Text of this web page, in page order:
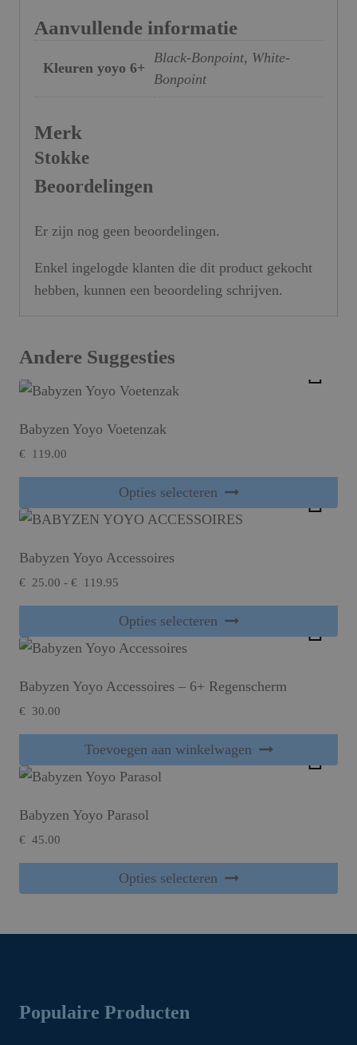
Aanvullende informatie
Kleuren yoyo 6+
Black-Bonpoint, White-
Bonpoint
Merk
Stokke
Beoordelingen
Er zijn nog geen beoordelingen.
Enkel ingelogde klanten die dit product gekocht
hebben, kunnen een beoordeling schrijven.
Andere Suggesties
Babyzen Yoyo Voetenzak
€ 119.00
Opties selecteren
Dit product heeft meerdere variaties. Deze optie kan gekozen worden op de productpagina
Babyzen Yoyo Accessoires
€ 25.00 - € 119.95
tot
€119.95
Opties selecteren
Dit product heeft meerdere variaties. Deze optie kan gekozen worden op de productpagina
Babyzen Yoyo Accessoires – 6+ Regenscherm
€ 30.00
Toevoegen aan winkelwagen
Babyzen Yoyo Parasol
€ 45.00
Opties selecteren
Dit product heeft meerdere variaties. Deze optie kan gekozen worden op de productpagina
Populaire Producten